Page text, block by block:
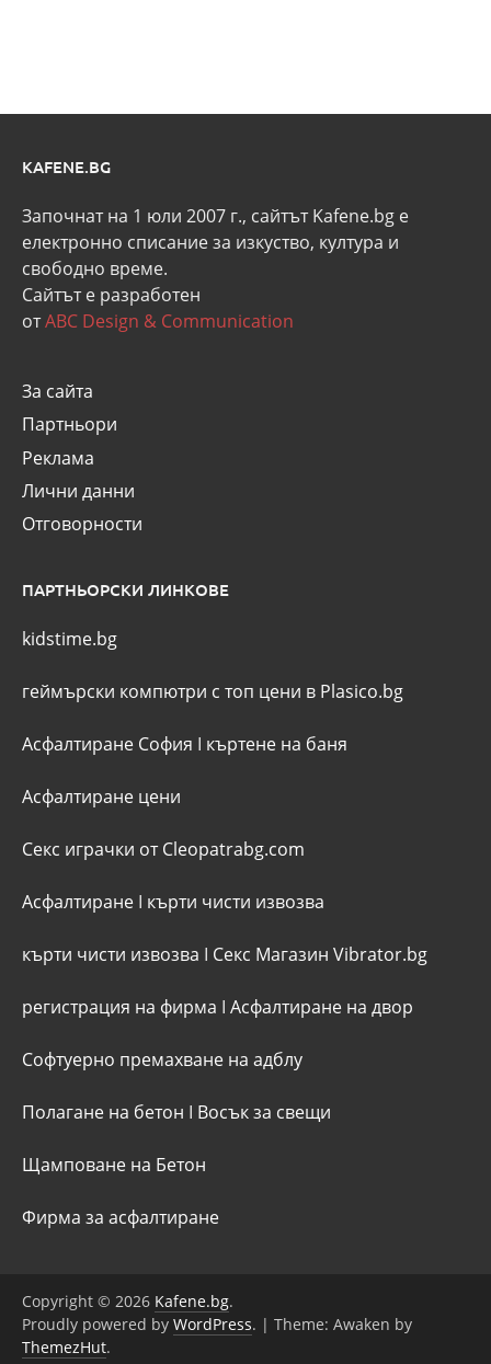
KAFENE.BG
Започнат на 1 юли 2007 г., сайтът Kafene.bg e
eлектронно списание за изкуство, култура и
свободно време.
Сайтът е разработен
отABC Design & Communication
За сайта
Партньори
Реклама
Лични данни
Отговорности
ПАРТНЬОРСКИ ЛИНКОВЕ
kidstime.bg
геймърски компютри с топ цени в Plasico.bg
Асфалтиране София I къртене на баня
Асфалтиране цени
Секс играчки от Cleopatrabg.com
Асфалтиране I кърти чисти извозва
кърти чисти извозва I Секс Магазин Vibrator.bg
регистрация на фирма I Асфалтиране на двор
Софтуерно премахване на адблу
Полагане на бетон I Восък за свещи
Щамповане на Бетон
Фирма за асфалтиране
Copyright © 2026 Kafene.bg.
Proudly powered by WordPress. | Theme: Awaken by
ThemezHut.